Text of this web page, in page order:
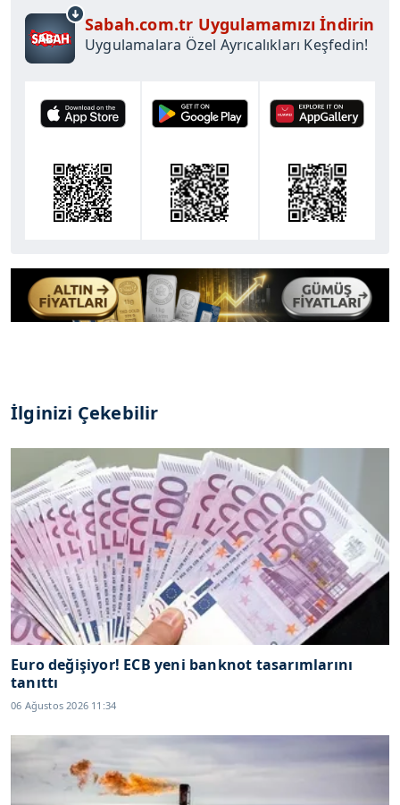
Sabah.com.tr Uygulamamızı İndirin
Uygulamalara Özel Ayrıcalıkları Keşfedin!
İlginizi Çekebilir
Euro değişiyor! ECB yeni banknot tasarımlarını
tanıttı
06 Ağustos 2026 11:34